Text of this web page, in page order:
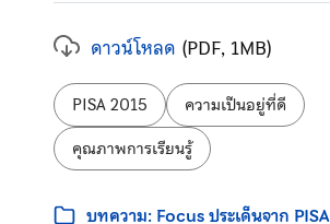
ดาวน์โหลด (PDF, 1MB)
ป้ายกำกับ:
PISA 2015
ความเป็นอยู่ที่ดี
คุณภาพการเรียนรู้
หมวดหมู่:
บทความ: Focus ประเด็นจาก PISA